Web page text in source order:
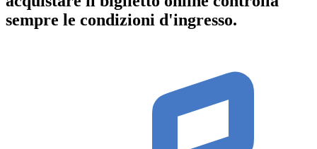
sempre le condizioni d'ingresso.